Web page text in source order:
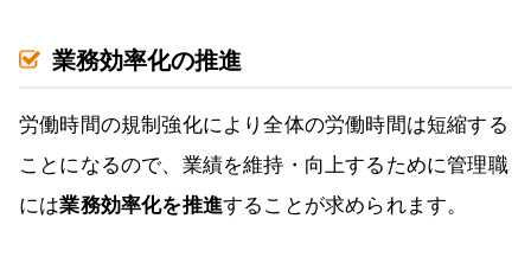
業務効率化の推進
労働時間の規制強化により全体の労働時間は短縮する
ことになるので、業績を維持・向上するために管理職
には業務効率化を推進することが求められます。